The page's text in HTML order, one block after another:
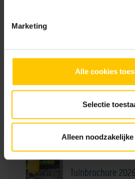
Marketing
Alle cookies
Selectie
Alleen
KIWA-certificaat
Brochures
Tuinbrochure 2026